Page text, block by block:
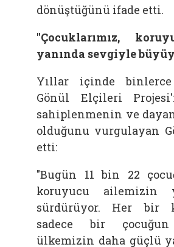
dönüştüğünü ifade etti.
"Çocuklarımız,
yanında sevgiyle
Yıllar içinde
Gönül Elçileri
sahiplenmenin ve
olduğunu vurgulayan
etti:
"Bugün 11 bin 22
koruyucu ailemizin
sürdürüyor. Her bir
sadece bir
ülkemizin daha güçlü